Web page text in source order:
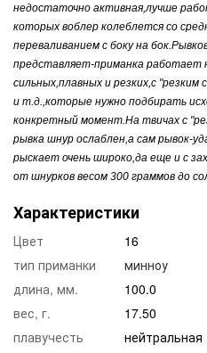
недостаточно активная,лучше
которых воблер колеблется со
переваливанием с боку на
представляет-приманка работает
сильных,плавных и резких,с
и т.д.,которые нужно подбирать
конкретный момент.На твичах с
рывка шнур ослаблен,а сам рывок-
рыскает очень широко,да еще и с
от шнурков весом 300 граммов до
Характеристики
Цвет
16
тип приманки
минноу
длина, мм.
100.0
вес, г.
17.50
плавучесть
нейтральная